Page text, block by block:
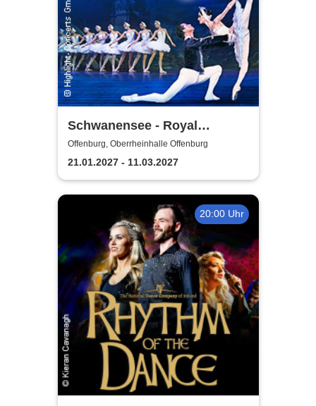
Schwanensee - Royal
Classical Ballet
Offenburg, Oberrheinhalle Offenburg
21.01.2027 - 11.03.2027
20:00 Uhr